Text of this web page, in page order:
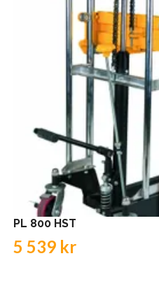
PL 800 HST
5 539 kr